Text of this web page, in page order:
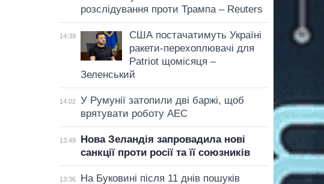
розслідування проти Трампа – Reuters
14:39
США постачатимуть Україні
ракети-перехоплювачі для
Patriot щомісяця –
Зеленський
14:02
У Румунії затопили дві баржі, щоб
врятувати роботу АЕС
13:49
Нова Зеландія запровадила нові
санкції проти росії та її союзників
13:36
На Буковині після 11 днів пошуків